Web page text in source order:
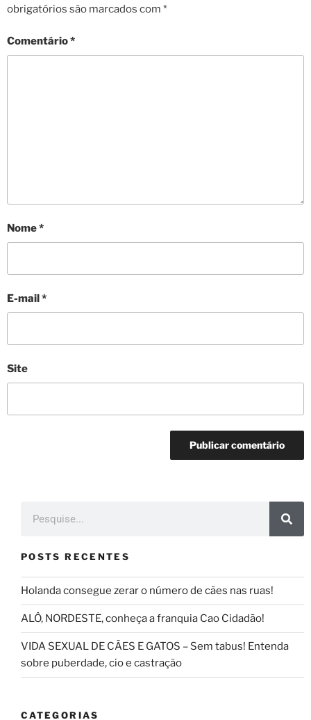
obrigatórios são marcados com *
Comentário*
Nome*
E-mail*
Site
POSTS RECENTES
Holanda consegue zerar o número de cães nas ruas!
ALÔ, NORDESTE, conheça a franquia Cao Cidadão!
VIDA SEXUAL DE CÃES E GATOS – Sem tabus! Entenda
sobre puberdade, cio e castração
CATEGORIAS